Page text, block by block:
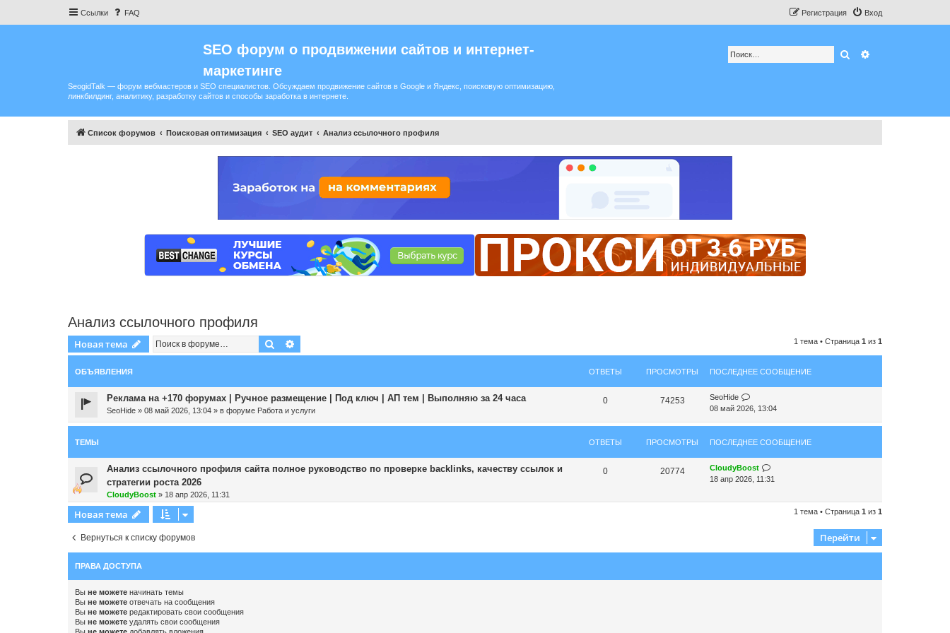
Ссылки FAQ Вход
Регистрация
SEO форум о продвижении сайтов и интернет-
маркетинге
SeogidTalk — форум вебмастеров и SEO специалистов. Обсуждаем продвижение сайтов в Google и Яндекс, поисковую оптимизацию,
линкбилдинг, аналитику, разработку сайтов и способы заработка в интернете.
Поиск
Список форумов Поисковая оптимизация SEO аудит Анализ ссылочного профиля
Анализ ссылочного профиля
Новая тема Поиск 1 тема • Страница 1 из 1
ОБЪЯВЛЕНИЯ ОТВЕТЫ ПРОСМОТРЫ ПОСЛЕДНЕЕ СООБЩЕНИЕ
Реклама на +170 форумах | Ручное размещение | Под ключ | АП тем | Выполняю за 24 часа
SeoHide » 08 май 2026, 13:04 » в форуме Работа и услуги
0 74253
SeoHide
08 май 2026, 13:04
ТЕМЫ ОТВЕТЫ ПРОСМОТРЫ ПОСЛЕДНЕЕ СООБЩЕНИЕ
Анализ ссылочного профиля сайта полное руководство по проверке backlinks, качеству ссылок и
стратегии роста 2026
CloudyBoost » 18 апр 2026, 11:31
0 20774
CloudyBoost
18 апр 2026, 11:31
Новая тема 1 тема • Страница 1 из 1
Вернуться к списку форумов Перейти
ПРАВА ДОСТУПА
Вы не можете начинать темы
Вы не можете отвечать на сообщения
Вы не можете редактировать свои сообщения
Вы не можете удалять свои сообщения